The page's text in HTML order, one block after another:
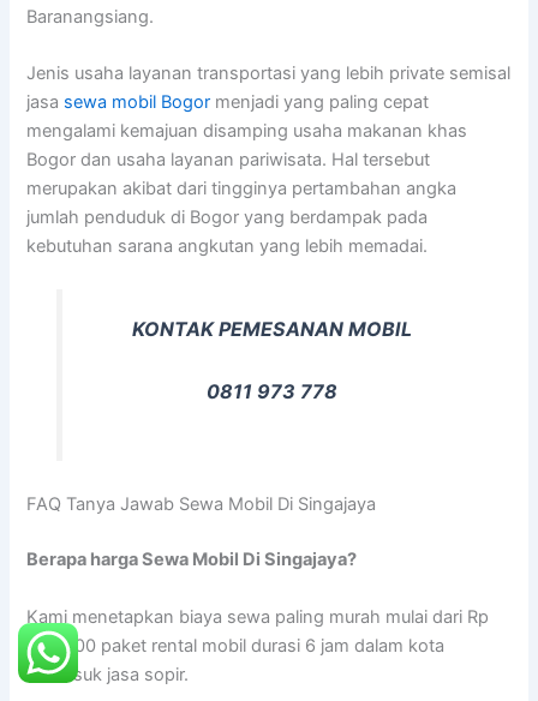
Baranangsiang.
Jenis usaha layanan transportasi yang lebih private semisal
jasa sewa mobil Bogor menjadi yang paling cepat
mengalami kemajuan disamping usaha makanan khas
Bogor dan usaha layanan pariwisata. Hal tersebut
merupakan akibat dari tingginya pertambahan angka
jumlah penduduk di Bogor yang berdampak pada
kebutuhan sarana angkutan yang lebih memadai.
KONTAK PEMESANAN MOBIL
0811 973 778
FAQ Tanya Jawab Sewa Mobil Di Singajaya
Berapa harga Sewa Mobil Di Singajaya?
Kami menetapkan biaya sewa paling murah mulai dari Rp
300.000 paket rental mobil durasi 6 jam dalam kota
termasuk jasa sopir.